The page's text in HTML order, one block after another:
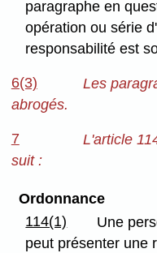
paragraphe en
opération ou série
responsabilité est
6(3)
Les
abrogés.
7
L'article
suit :
Ordonnance
114(1)
Une
peut présenter une